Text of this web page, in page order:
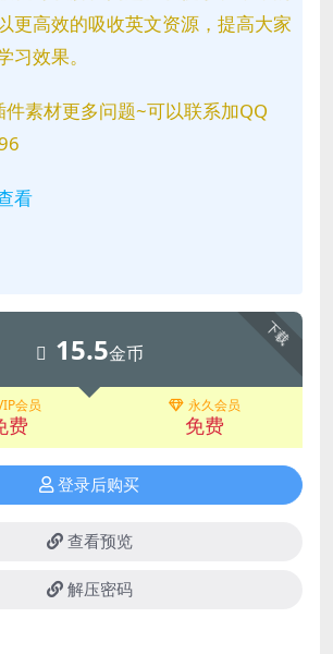
更高效的吸收英文资源，提高大家
习效果。
素材更多问题~可以联系加QQ
看
下载
15.5金币
会员
费
永久会员
免费
登录后购买
查看预览
解压密码